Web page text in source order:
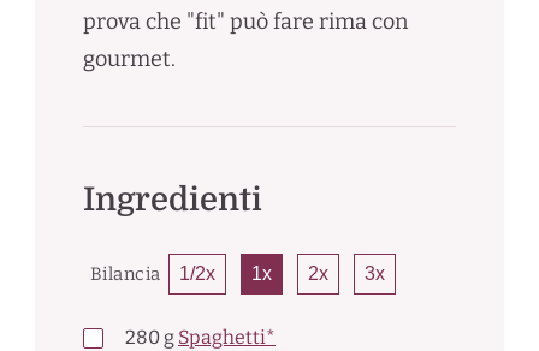
prova che "fit" può fare rima con
gourmet.
Ingredienti
Bilancia 1/2x 1x 2x 3x
280 g Spaghetti*